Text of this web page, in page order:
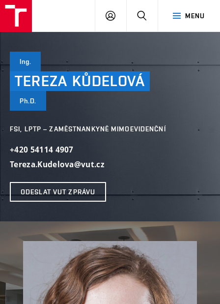
MENU
PŘIHLÁSIT
Ing.
TEREZA KŮDELOVÁ
Ph.D.
FSI, LPTP – ZAMĚSTNANKYNĚ MIMOEVIDENČNÍ
+420 54114 4907
Tereza.Kudelova@vut.cz
ODESLAT VUT ZPRÁVU